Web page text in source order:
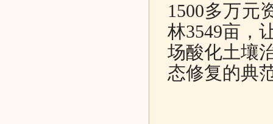
1500多万元
林3549亩，
场酸化土壤
态修复的典